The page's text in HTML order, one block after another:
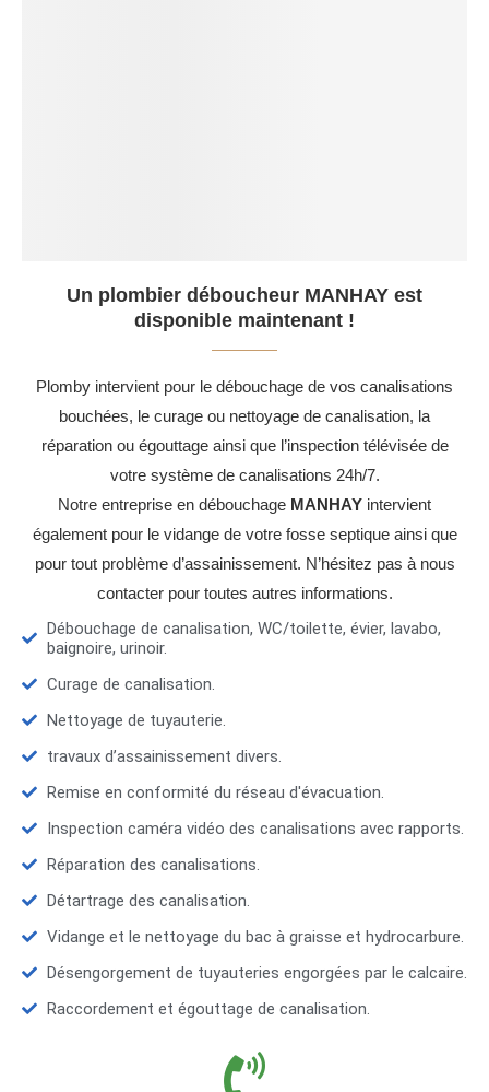
Un plombier déboucheur MANHAY est
disponible maintenant !
Plomby intervient pour le débouchage de vos canalisations
bouchées, le curage ou nettoyage de canalisation, la
réparation ou égouttage ainsi que l’inspection télévisée de
votre système de canalisations 24h/7.
Notre entreprise en débouchage MANHAY intervient
également pour le vidange de votre fosse septique ainsi que
pour tout problème d’assainissement. N’hésitez pas à nous
contacter pour toutes autres informations.
Débouchage de canalisation, WC/toilette, évier, lavabo,
baignoire, urinoir.
Curage de canalisation.
Nettoyage de tuyauterie.
travaux d’assainissement divers.
Remise en conformité du réseau d'évacuation.
Inspection caméra vidéo des canalisations avec rapports.
Réparation des canalisations.
Détartrage des canalisation.
Vidange et le nettoyage du bac à graisse et hydrocarbure.
Désengorgement de tuyauteries engorgées par le calcaire.
Raccordement et égouttage de canalisation.